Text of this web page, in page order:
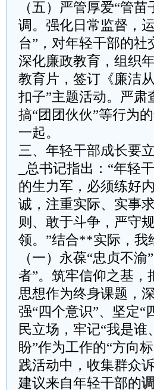
（五）严管厚爱“管
调。强化日常监督，
台”，对年轻干部的
深化廉政教育，组织
教育片，签订《廉洁
扣子”主题活动。严肃
搞“团团伙伙”等行为
一起。
三、年轻干部成长要
_总书记指出：“年轻
的生力军，必须练好
诚，注重实际、实事
则、敢于斗争，严守
领。”结合**实际，我
（一）永葆“忠贞不
者”。筑牢信仰之基，
思想作为终身课题，
强“四个意识”、坚定“
民立场，牢记“我是谁
盼”作为工作的“方向
践活动中，收集群众
建议来自年轻干部的